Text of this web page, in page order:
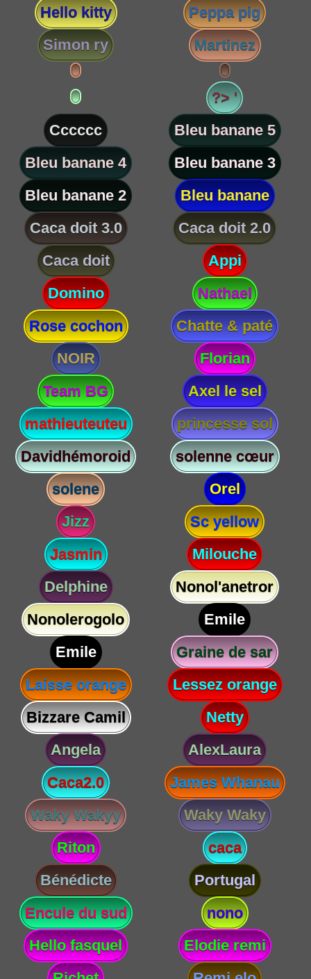
Hello kitty
Peppa pig
Simon ry
Martinez
?> '
Cccccc
Bleu banane 5
Bleu banane 4
Bleu banane 3
Bleu banane 2
Bleu banane
Caca doit 3.0
Caca doit 2.0
Caca doit
Appi
Domino
Nathael
Rose cochon
Chatte & paté
NOIR
Florian
Team BG
Axel le sel
mathieuteuteu
princesse sol
Davidhémoroid
solenne cœur
solene
Orel
Jizz
Sc yellow
Jasmin
Milouche
Delphine
Nonol'anetror
Nonolerogolo
Emile
Emile
Graine de sar
Laisse orange
Lessez orange
Bizzare Camil
Netty
Angela
AlexLaura
Caca2.0
James Whanau
Waky Wakyy
Waky Waky
Riton
caca
Bénédicte
Portugal
Encule du sud
nono
Hello fasquel
Elodie remi